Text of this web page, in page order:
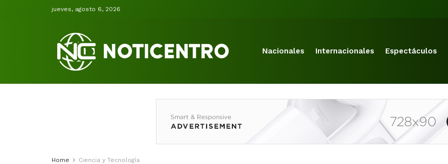
jueves, agosto 6, 2026
Nacionales Internacionales Espectáculos
Home Ciencia y Tecnología